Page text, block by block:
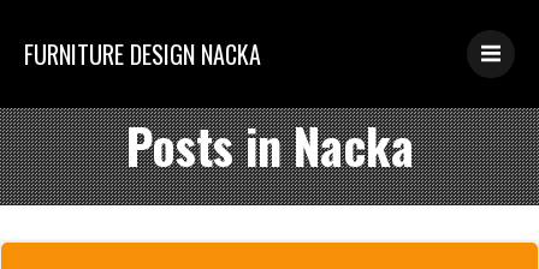
ツ
へ
ス
ッ
FURNITURE DESIGN NACKA
Posts inNacka